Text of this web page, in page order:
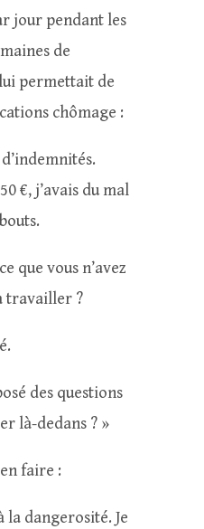
jour pendant les
de
permettait de
chômage :
€, j’avais du mal
que vous n’avez
travailler ?
des questions
là-dedans ? »
faire :
la dangerosité. Je